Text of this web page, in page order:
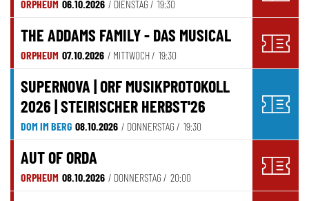
ORPHEUM 06.10.2026 / DIENSTAG / 19:30
THE ADDAMS FAMILY - DAS MUSICAL
ORPHEUM 07.10.2026 / MITTWOCH / 19:30
SUPERNOVA | ORF MUSIKPROTOKOLL
2026 | STEIRISCHER HERBST'26
DOM IM BERG 08.10.2026 / DONNERSTAG / 19:30
AUT OF ORDA
ORPHEUM 08.10.2026 / DONNERSTAG / 20:00